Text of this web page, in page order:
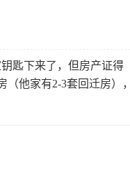
匙下来了，但房产证得
他家有2-3套回迁房），